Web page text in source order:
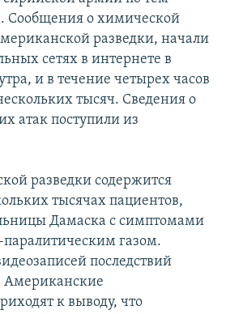
Сообщения о химической
разведки, начали
сетях в интернете в
и в течение четырех часов
тысяч. Сведения о
атак поступили из
разведки содержится
тысячах пациентов,
Дамаска с симптомами
газом.
последствий
Американские
к выводу, что